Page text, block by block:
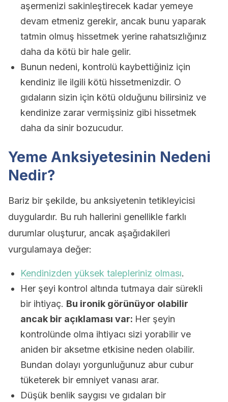
aşermenizi sakinleştirecek kadar yemeye
devam etmeniz gerekir, ancak bunu yaparak
tatmin olmuş hissetmek yerine rahatsızlığınız
daha da kötü bir hale gelir.
Bunun nedeni, kontrolü kaybettiğiniz için
kendiniz ile ilgili kötü hissetmenizdir. O
gıdaların sizin için kötü olduğunu bilirsiniz ve
kendinize zarar vermişsiniz gibi hissetmek
daha da sinir bozucudur.
Yeme Anksiyetesinin Nedeni
Nedir?
Bariz bir şekilde, bu anksiyetenin tetikleyicisi
duygulardır. Bu ruh hallerini genellikle farklı
durumlar oluşturur, ancak aşağıdakileri
vurgulamaya değer:
Kendinizden yüksek talepleriniz olması.
Her şeyi kontrol altında tutmaya dair sürekli
bir ihtiyaç. Bu ironik görünüyor olabilir
ancak bir açıklaması var: Her şeyin
kontrolünde olma ihtiyacı sizi yorabilir ve
aniden bir aksetme etkisine neden olabilir.
Bundan dolayı yorgunluğunuz abur cubur
tüketerek bir emniyet vanası arar.
Düşük benlik saygısı ve gıdaları bir